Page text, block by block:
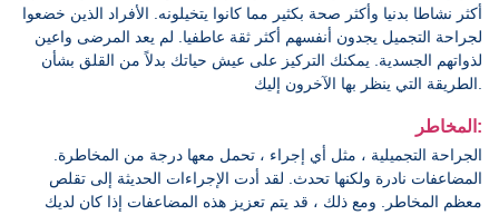
أكثر نشاطا بدنيا وأكثر صحة بكثير مما كانوا يتخيلونه. الأفراد الذين خضعوا
لجراحة التجميل يجدون أنفسهم أكثر ثقة عاطفيا. لم يعد المرضى واعين
لذواتهم الجسدية. يمكنك التركيز على عيش حياتك بدلاً من القلق بشأن
المخاطر:
الجراحة التجميلية ، مثل أي إجراء ، تحمل معها درجة من المخاطرة.
المضاعفات نادرة ولكنها تحدث. لقد أدت الإجراءات الحديثة إلى تقلص
معظم المخاطر. ومع ذلك ، قد يتم تعزيز هذه المضاعفات إذا كان لديك